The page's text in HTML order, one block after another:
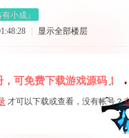
有小成』
显示全部楼层
可免费下载游戏源码！
才可以下载或查看，没有帐号？